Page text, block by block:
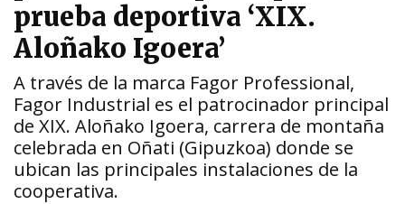
prueba deportiva ‘XIX.
Aloñako Igoera’
A través de la marca Fagor Professional,
Fagor Industrial es el patrocinador principal
de XIX. Aloñako Igoera, carrera de montaña
celebrada en Oñati (Gipuzkoa) donde se
ubican las principales instalaciones de la
cooperativa.